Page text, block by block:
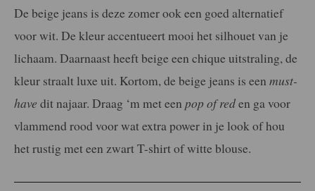
De beige jeans is deze zomer ook een goed alternatief
voor wit. De kleur accentueert mooi het silhouet van je
lichaam. Daarnaast heeft beige een chique uitstraling, de
kleur straalt luxe uit. Kortom, de beige jeans is een must-
have dit najaar. Draag ‘m met een pop of reden ga voor
vlammend rood voor wat extra power in je look of hou
het rustig met een zwart T-shirt of witte blouse.